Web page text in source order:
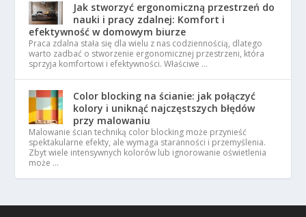
Jak stworzyć ergonomiczną przestrzeń do
nauki i pracy zdalnej: Komfort i
efektywność w domowym biurze
Praca zdalna stała się dla wielu z nas codziennością, dlatego
warto zadbać o stworzenie ergonomicznej przestrzeni, która
sprzyja komfortowi i efektywności. Właściwe …
Color blocking na ścianie: jak połączyć
kolory i uniknąć najczęstszych błędów
przy malowaniu
Malowanie ścian techniką color blocking może przynieść
spektakularne efekty, ale wymaga staranności i przemyślenia.
Zbyt wiele intensywnych kolorów lub ignorowanie oświetlenia
może …